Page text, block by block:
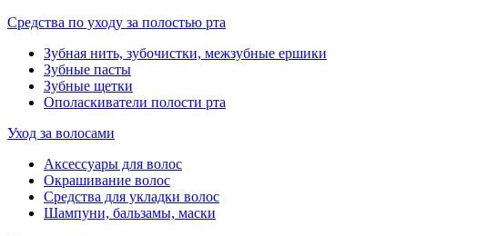
Средства по уходу за полостью рта
Зубная нить, зубочистки, межзубные ершики
Зубные пасты
Зубные щетки
Ополаскиватели полости рта
Уход за волосами
Аксессуары для волос
Окрашивание волос
Средства для укладки волос
Шампуни, бальзамы, маски